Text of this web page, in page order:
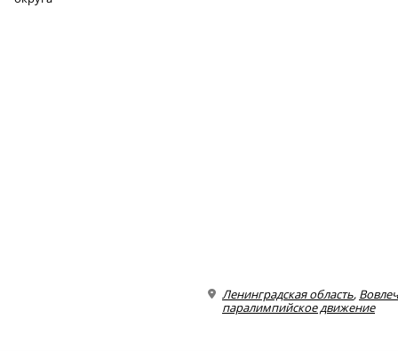
Ленинградская область,
паралимпийское движение